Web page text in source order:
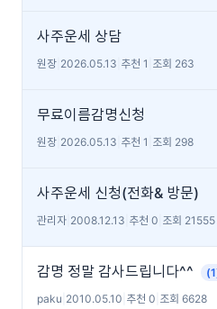
사주운세 상담
원장 2026.05.13 추천 1 조회 263
무료이름감명신청
원장 2026.05.13 추천 1 조회 298
사주운세 신청(전화& 방문)
관리자 2008.12.13 추천 0 조회 21555
감명 정말 감사드립니다^^
paku 2010.05.10 추천 0 조회 6628